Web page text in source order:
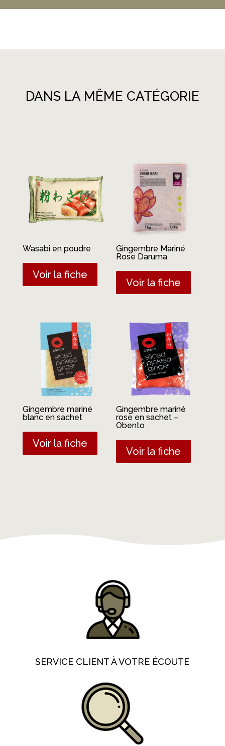
DANS LA MÊME CATÉGORIE
Wasabi en poudre
Voir la fiche
Gingembre Mariné
Rose Daruma
Voir la fiche
Gingembre mariné
blanc en sachet
Voir la fiche
Gingembre mariné
rose en sachet –
Obento
Voir la fiche
SERVICE CLIENT À VOTRE ÉCOUTE